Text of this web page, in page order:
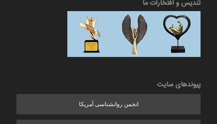
تندیس و افتخارات ما
پیوندهای سایت
انجمن روانشناسی آمریکا